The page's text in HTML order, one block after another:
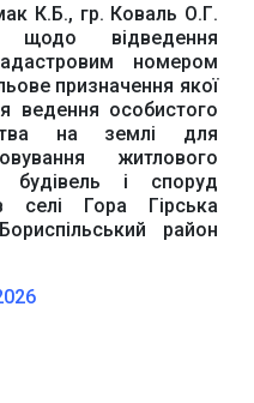
К.Б., гр. Коваль О.Г.
щодо відведення
номером
призначення якої
ведення особистого
на землі для
житлового
будівель і споруд
селі Гора Гірська
район